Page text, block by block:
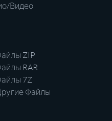
Видео
ZIP
RAR
7Z
Файлы